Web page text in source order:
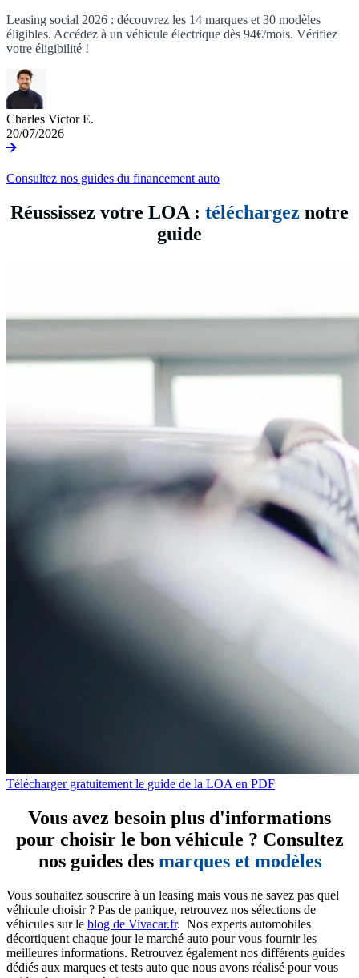
Leasing social 2026 : découvrez les 14 marques et 30 modèles
éligibles. Accédez à un véhicule électrique dès 94€/mois. Vérifiez
votre éligibilité !
Charles Victor E.
20/07/2026
Consultez nos guides du financement auto
Réussissez votre LOA : téléchargez notre
guide
Télécharger gratuitement le guide de la LOA en PDF
Vous avez besoin plus d'informations
pour choisir le bon véhicule ? Consultez
nos guides des marques et modèles
Vous souhaitez souscrire à un leasing mais vous ne savez pas quel
véhicule choisir ? Pas de panique, retrouvez nos sélections de
véhicules sur le blog de Vivacar.fr. Nos experts automobiles
décortiquent chaque jour le marché auto pour vous fournir les
meilleures informations. Retrouvez également nos différents guides
dédiés aux marques et tests auto que nous avons réalisé pour vous